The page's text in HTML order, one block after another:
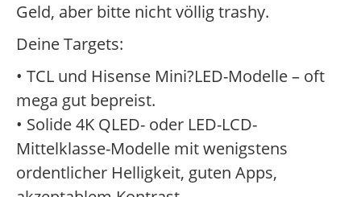
Geld, aber bitte nicht völlig trashy.
Deine Targets:
• TCL und Hisense Mini?LED-Modelle – oft
mega gut bepreist.
• Solide 4K QLED- oder LED-LCD-
Mittelklasse-Modelle mit wenigstens
ordentlicher Helligkeit, guten Apps,